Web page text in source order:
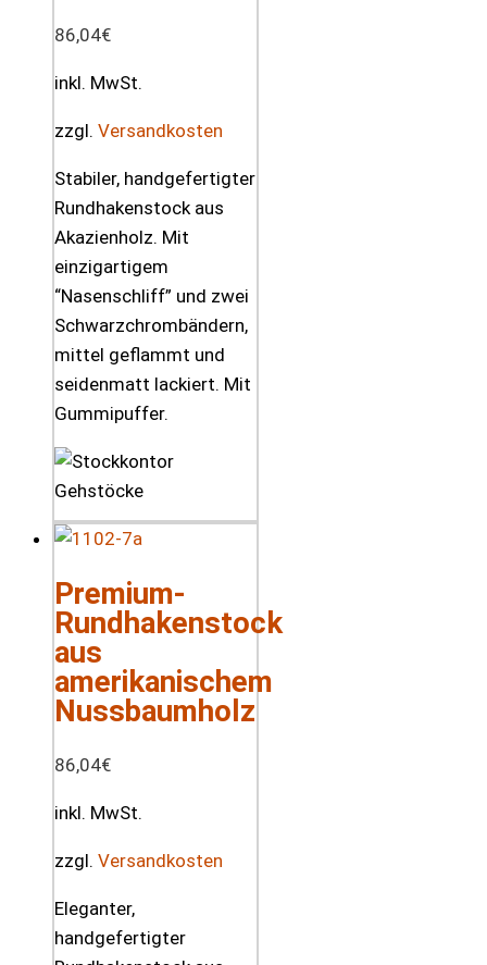
86,04€
inkl. MwSt.
zzgl. Versandkosten
Stabiler, handgefertigter
Rundhakenstock aus
Akazienholz. Mit
einzigartigem
“Nasenschliff” und zwei
Schwarzchrombändern,
mittel geflammt und
seidenmatt lackiert. Mit
Gummipuffer.
Premium-
Rundhakenstock
aus
amerikanischem
Nussbaumholz
86,04€
inkl. MwSt.
zzgl. Versandkosten
Eleganter,
handgefertigter